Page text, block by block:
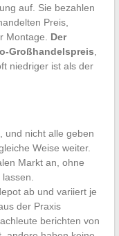
auf. Sie bezahlen
Preis,
Montage. Der
Großhandelspreis
niedriger ist als der
und nicht alle geben
Weise weiter.
Markt an, ohne
ab und variiert je
der Praxis
berichten von